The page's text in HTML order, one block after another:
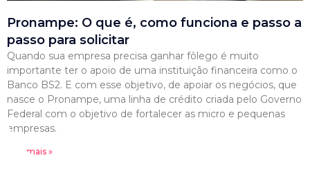
Pronampe: O que é, como funciona e passo a
passo para solicitar
Quando sua empresa precisa ganhar fôlego é muito
importante ter o apoio de uma instituição financeira como o
Banco BS2. E com esse objetivo, de apoiar os negócios, que
nasce o Pronampe, uma linha de crédito criada pelo Governo
Federal com o objetivo de fortalecer as micro e pequenas
empresas.
Leia mais »